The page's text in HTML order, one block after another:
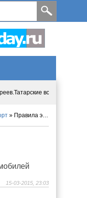
встречи на
без слёз» впервые в Анапе:
В поисках внутренней
» Правила эвакуации автомобилей будут изменены
15-03-2015, 23:03